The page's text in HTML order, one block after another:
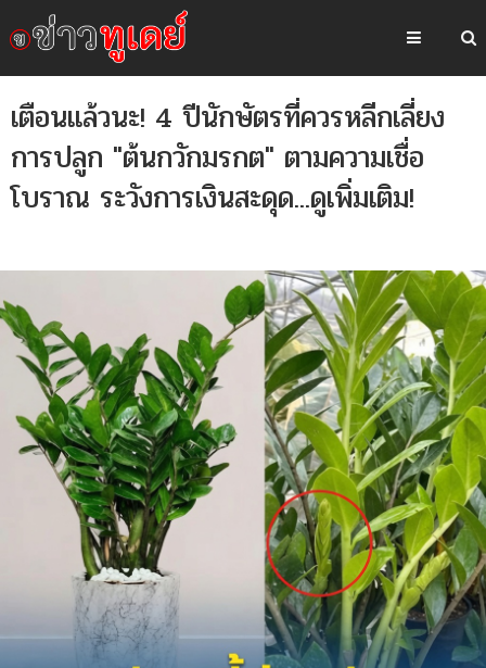
เตือนแล้วนะ! 4 ปีนักษัตรที่ควรหลีกเลี่ยง
การปลูก "ต้นกวักมรกต" ตามความเชื่อ
โบราณ ระวังการเงินสะดุด...ดูเพิ่มเติม!